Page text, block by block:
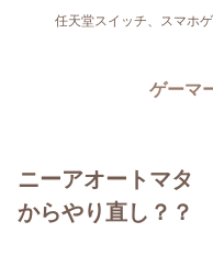
任天堂スイッチ、スマホ
ゲーマ
ニーアオートマ
からやり直し？？